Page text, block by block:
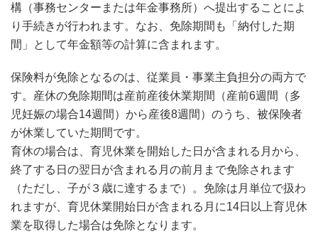
構（事務センターまたは年金事務所）へ提出することによ
り手続きが行われます。なお、免除期間も「納付した期
間」として年金額等の計算に含まれます。
保険料が免除となるのは、従業員・事業主負担分の両方で
す。産休の免除期間は産前産後休業期間（産前6週間（多
児妊娠の場合14週間）から産後8週間）のうち、被保険者
が休業していた期間です。
育休の場合は、育児休業を開始した日が含まれる月から、
終了する日の翌日が含まれる月の前月まで免除されます
（ただし、子が３歳に達するまで）。免除は月単位で扱わ
れますが、育児休業開始日が含まれる月に14日以上育児休
業を取得した場合は免除となります。